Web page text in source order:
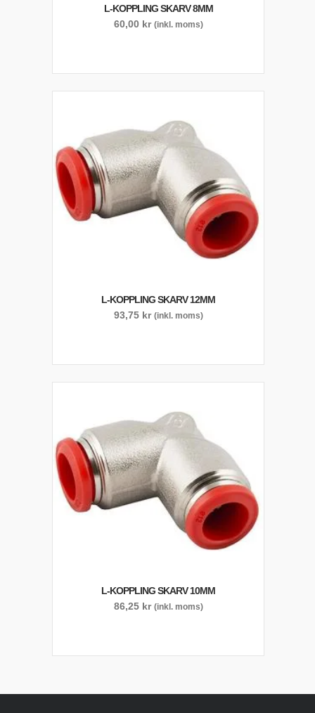
L-KOPPLING SKARV 8MM
60,00 kr (inkl. moms)
L-KOPPLING SKARV 12MM
93,75 kr (inkl. moms)
L-KOPPLING SKARV 10MM
86,25 kr (inkl. moms)